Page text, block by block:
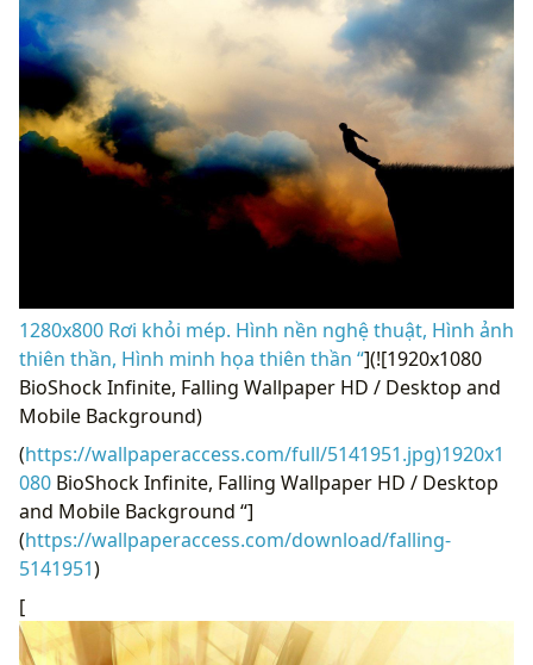
1280x800 Rơi khỏi mép. Hình nền nghệ thuật, Hình ảnh
thiên thần, Hình minh họa thiên thần “](![1920x1080
BioShock Infinite, Falling Wallpaper HD / Desktop and
Mobile Background)
(https://wallpaperaccess.com/full/5141951.jpg)1920x1
080 BioShock Infinite, Falling Wallpaper HD / Desktop
and Mobile Background “]
(https://wallpaperaccess.com/download/falling-
5141951)
[